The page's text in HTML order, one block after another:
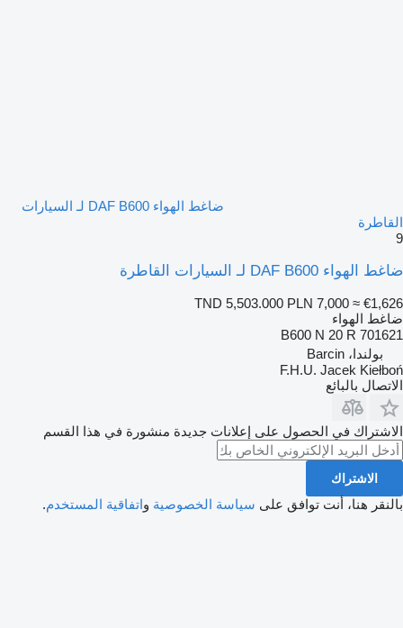
ضاغط الهواء DAF B600 لـ السيارات
القاطرة
9
ضاغط الهواء DAF B600 لـ السيارات القاطرة
TND 5,503.000 PLN 7,000 ≈ €1,626
ضاغط الهواء
B600 N 20 R 701621
بولندا، Barcin
F.H.U. Jacek Kiełboń
الاتصال بالبائع
الاشتراك في الحصول على إعلانات جديدة منشورة في هذا القسم
الاشتراك
بالنقر هنا، أنت توافق على سياسة الخصوصية واتفاقية المستخدم.